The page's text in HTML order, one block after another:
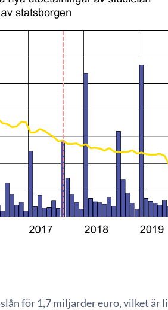
för 1,7 miljarder euro, vilket är